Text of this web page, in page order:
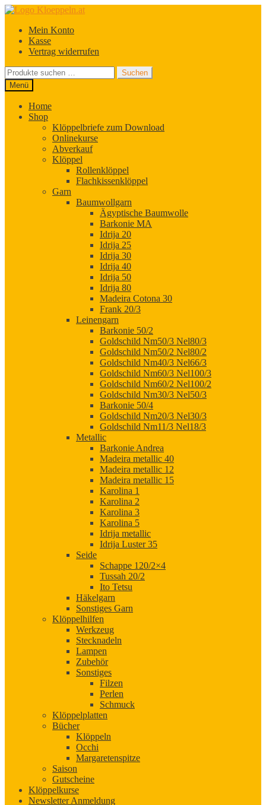
Zur
springen
Zum
springenMein Konto
Kasse
Vertrag widerrufen
Suchen
nach:
Suchen
Menü
Home
Shop
Klöppelbriefe zum Download
Onlinekurse
Abverkauf
Klöppel
Rollenklöppel
Flachkissenklöppel
Garn
Baumwollgarn
Ägyptische Baumwolle
Barkonie MA
Idrija 20
Idrija 25
Idrija 30
Idrija 40
Idrija 50
Idrija 80
Madeira Cotona 30
Frank 20/3
Leinengarn
Barkonie 50/2
Goldschild Nm50/3 Nel80/3
Goldschild Nm50/2 Nel80/2
Goldschild Nm40/3 Nel66/3
Goldschild Nm60/3 Nel100/3
Goldschild Nm60/2 Nel100/2
Goldschild Nm30/3 Nel50/3
Barkonie 50/4
Goldschild Nm20/3 Nel30/3
Goldschild Nm11/3 Nel18/3
Metallic
Barkonie Andrea
Madeira metallic 40
Madeira metallic 12
Madeira metallic 15
Karolina 1
Karolina 2
Karolina 3
Karolina 5
Idrija metallic
Idrija Luster 35
Seide
Schappe 120/2×4
Tussah 20/2
Ito Tetsu
Häkelgarn
Sonstiges Garn
Klöppelhilfen
Werkzeug
Stecknadeln
Lampen
Zubehör
Sonstiges
Filzen
Perlen
Schmuck
Klöppelplatten
Bücher
Klöppeln
Occhi
Margaretenspitze
Saison
Gutscheine
Klöppelkurse
Newsletter Anmeldung